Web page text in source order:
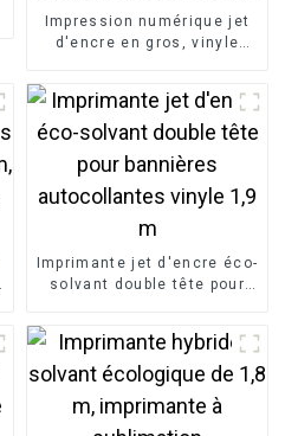
Impression numérique jet
d'encre en gros, vinyle
pour autocollants de
voiture, rouleau de vinyle
Imprimante jet d'encre éco-
solvant double tête pour